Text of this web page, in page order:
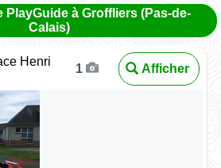
PlayGuide à Groffliers (Pas-de-
Calais)
Henri
1 Afficher